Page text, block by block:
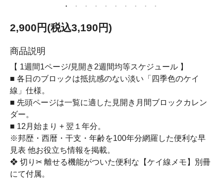
2,900円(税込3,190円)
商品説明
【 1週間1ページ/見開き2週間均等スケジュール 】
■ 各日のブロックは抵抗感のない淡い「四季色のケイ
線」仕様。
■ 先頭ページは一覧に適した見開き月間ブロックカレン
ダー。
■ 12月始まり + 翌１年分。
※邦歴・西暦・干支・年齢を100年分網羅した便利な早
見表 他お役立ち情報を掲載。
❖ 切り✂ 離せる機能がついた便利な【ケイ線メモ】別冊
にて付属。